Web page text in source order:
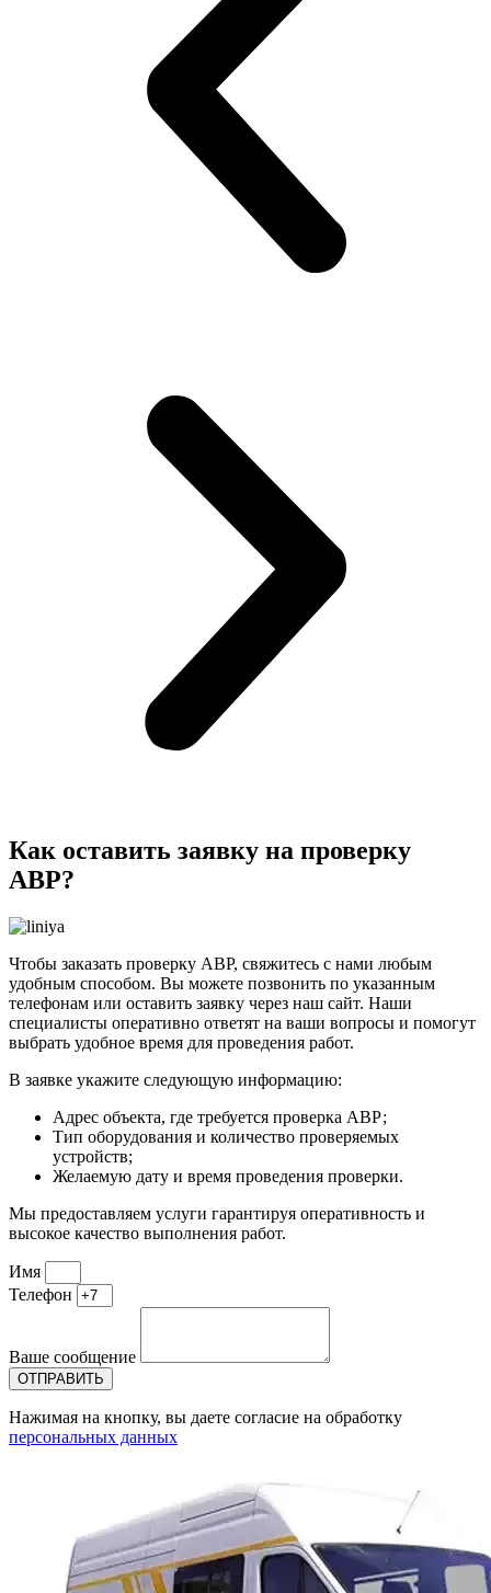
Как оставить заявку на проверку
АВР?
Чтобы заказать проверку АВР, свяжитесь с нами любым
удобным способом. Вы можете позвонить по указанным
телефонам или оставить заявку через наш сайт. Наши
специалисты оперативно ответят на ваши вопросы и помогут
выбрать удобное время для проведения работ.
В заявке укажите следующую информацию:
Адрес объекта, где требуется проверка АВР;
Тип оборудования и количество проверяемых
устройств;
Желаемую дату и время проведения проверки.
Мы предоставляем услуги гарантируя оперативность и
высокое качество выполнения работ.
Имя
Телефон
Ваше сообщение
ОТПРАВИТЬ
Нажимая на кнопку, вы даете согласие на обработку
персональных данных